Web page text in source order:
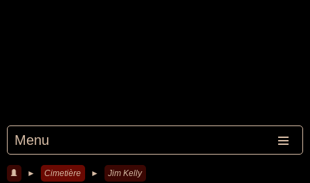
Menu
► Cimetière ► Jim Kelly